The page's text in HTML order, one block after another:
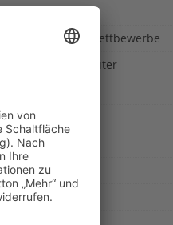
Gewinnspiele & Wettbewerbe
Gewürze und Kräuter
Hochwasser
Ideen-Reich
Italien
Japan